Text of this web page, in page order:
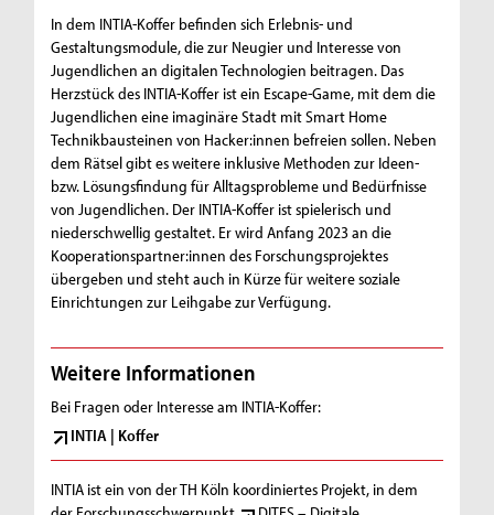
In dem INTIA-Koffer befinden sich Erlebnis- und
Gestaltungsmodule, die zur Neugier und Interesse von
Jugendlichen an digitalen Technologien beitragen. Das
Herzstück des INTIA-Koffer ist ein Escape-Game, mit dem die
Jugendlichen eine imaginäre Stadt mit Smart Home
Technikbausteinen von Hacker:innen befreien sollen. Neben
dem Rätsel gibt es weitere inklusive Methoden zur Ideen-
bzw. Lösungsfindung für Alltagsprobleme und Bedürfnisse
von Jugendlichen. Der INTIA-Koffer ist spielerisch und
niederschwellig gestaltet. Er wird Anfang 2023 an die
Kooperationspartner:innen des Forschungsprojektes
übergeben und steht auch in Kürze für weitere soziale
Einrichtungen zur Leihgabe zur Verfügung.
Weitere Informationen
Bei Fragen oder Interesse am INTIA-Koffer:
INTIA | Koffer
INTIA ist ein von der TH Köln koordiniertes Projekt, in dem